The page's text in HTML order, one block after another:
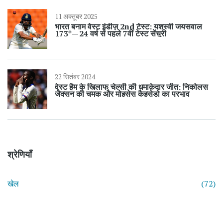
11 अक्तूबर 2025
भारत बनाम वेस्ट इंडीज़ 2nd टेस्ट: यशस्वी जयसवाल
173* — 24 वर्ष से पहले 7वीं टेस्ट सेंचुरी
22 सितंबर 2024
वेस्ट हैम के खिलाफ चेल्सी की धमाकेदार जीत: निकोलस
जैक्सन की चमक और मोइसेस कैइसेडो का प्रभाव
श्रेणियाँ
खेल
(72)